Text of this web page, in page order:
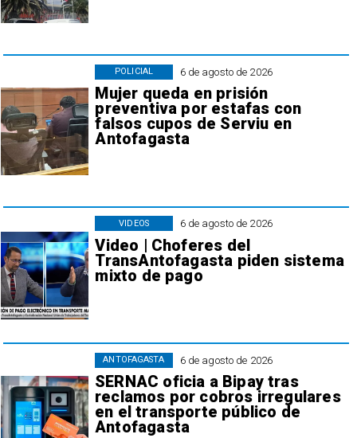
6 de agosto de 2026
Mujer queda en prisión
preventiva por estafas con
falsos cupos de Serviu en
Antofagasta
POLICIAL
6 de agosto de 2026
Video | Choferes del
TransAntofagasta piden sistema
mixto de pago
VIDEOS
6 de agosto de 2026
SERNAC oficia a Bipay tras
reclamos por cobros irregulares
en el transporte público de
Antofagasta
ANTOFAGASTA